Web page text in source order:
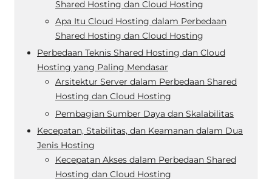
Shared Hosting dan Cloud Hosting
Apa Itu Cloud Hosting dalam Perbedaan
Shared Hosting dan Cloud Hosting
Perbedaan Teknis Shared Hosting dan Cloud
Hosting yang Paling Mendasar
Arsitektur Server dalam Perbedaan Shared
Hosting dan Cloud Hosting
Pembagian Sumber Daya dan Skalabilitas
Kecepatan, Stabilitas, dan Keamanan dalam Dua
Jenis Hosting
Kecepatan Akses dalam Perbedaan Shared
Hosting dan Cloud Hosting